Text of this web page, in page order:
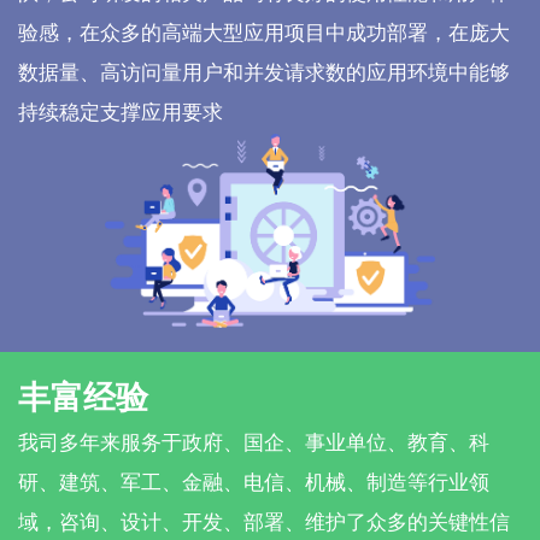
验感，在众多的高端大型应用项目中成功部署，在庞大
数据量、高访问量用户和并发请求数的应用环境中能够
持续稳定支撑应用要求
丰富经验
我司多年来服务于政府、国企、事业单位、教育、科
研、建筑、军工、金融、电信、机械、制造等行业领
域，咨询、设计、开发、部署、维护了众多的关键性信